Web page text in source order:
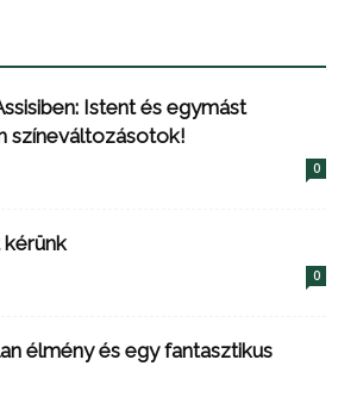
Istent és egymást
színeváltozásotok!
0
kérünk
0
élmény és egy fantasztikus